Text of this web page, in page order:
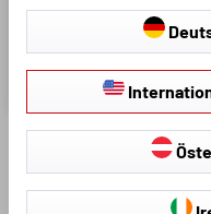
tapijtdikte, totale hoogte 5
- poolhoogte 3,5 mm
€ 59,95
Ford stelt zijn klanten al
voertuigen voor elke